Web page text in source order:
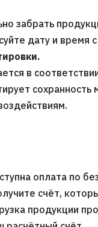
забрать
дату и
в
оплата по
счёт,
продукции